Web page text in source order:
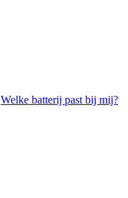
Welke batterij past bij mij?